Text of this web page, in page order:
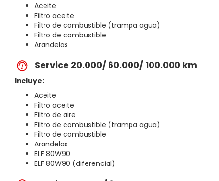
Aceite
Filtro aceite
Filtro de combustible (trampa agua)
Filtro de combustible
Arandelas
Service 20.000/ 60.000/ 100.000 km
Incluye:
Aceite
Filtro aceite
Filtro de aire
Filtro de combustible (trampa agua)
Filtro de combustible
Arandelas
ELF 80W90
ELF 80W90 (diferencial)